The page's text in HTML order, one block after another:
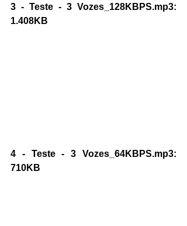
3 - Teste - 3 Vozes_128KBPS.mp3:
1.408KB
4 - Teste - 3 Vozes_64KBPS.mp3:
710KB